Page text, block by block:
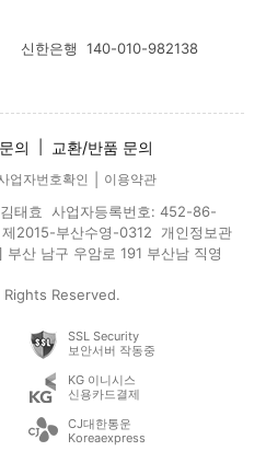
신한은행 140-010-982138
의 교환/반품 문의
업자번호확인 이용약관
태효 사업자등록번호: 452-86-
2015-부산수영-0312 개인정보관
산 남구 우암로 191 부산남 직영
Reserved.
SSL Security
보안서버 작동중
KG 이니시스
신용카드결제
CJ대한통운
Koreaexpress